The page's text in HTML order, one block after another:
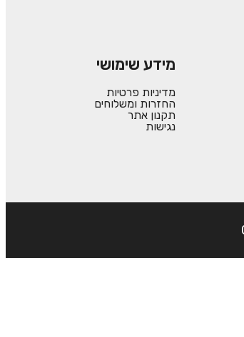
מידע שימושי
מדיניות פרטיות
החזרות ומשלוחים
תקנון אתר
נגישות